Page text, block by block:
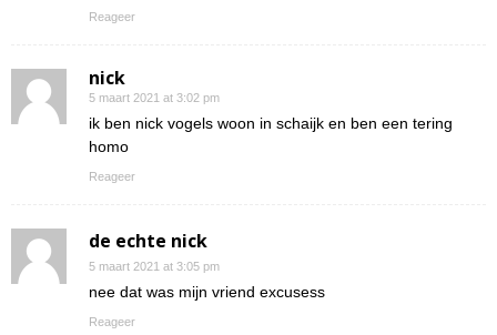
Reageer
nick
5 maart 2021 at 3:02 pm
ik ben nick vogels woon in schaijk en ben een tering
homo
Reageer
de echte nick
5 maart 2021 at 3:05 pm
nee dat was mijn vriend excusess
Reageer